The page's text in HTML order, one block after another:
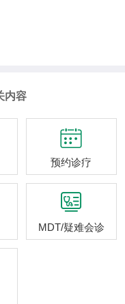
内容

预约诊疗

MDT/疑难会诊